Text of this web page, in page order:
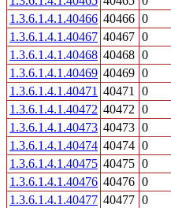
1.3.6.1.4.1.40466 40466 0
1.3.6.1.4.1.40467 40467 0
1.3.6.1.4.1.40468 40468 0
1.3.6.1.4.1.40469 40469 0
1.3.6.1.4.1.40471 40471 0
1.3.6.1.4.1.40472 40472 0
1.3.6.1.4.1.40473 40473 0
1.3.6.1.4.1.40474 40474 0
1.3.6.1.4.1.40475 40475 0
1.3.6.1.4.1.40476 40476 0
1.3.6.1.4.1.40477 40477 0